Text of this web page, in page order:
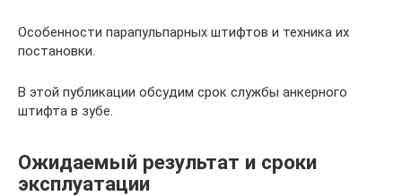
Особенности парапульпарных штифтов и техника их
постановки.
В этой публикации обсудим срок службы анкерного
штифта в зубе.
Ожидаемый результат и сроки
эксплуатации